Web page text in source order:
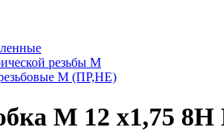
резьбы М
М (ПР,НЕ)
М 12 х1,75